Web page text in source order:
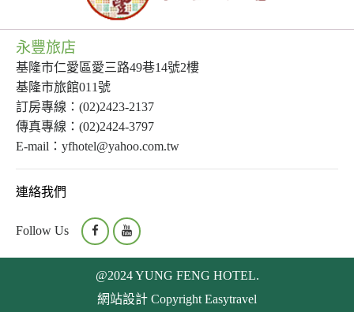
永豐旅店
基隆市仁愛區愛三路49巷14號2樓
基隆市旅館011號
訂房專線：(02)2423-2137
傳真專線：(02)2424-3797
E-mail：yfhotel@yahoo.com.tw
連絡我們
Follow Us
@2024 YUNG FENG HOTEL.
網站設計 Copyright Easytravel